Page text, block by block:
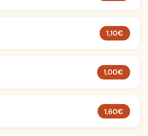
1,10€
1,00€
1,60€